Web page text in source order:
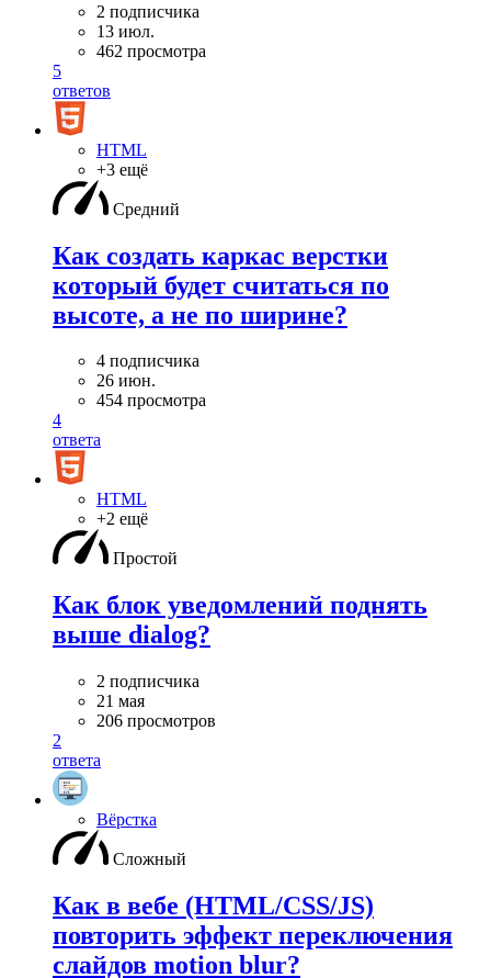
2 подписчика
13 июл.
462 просмотра
5
ответов
HTML
+3 ещё
Средний
Как создать каркас верстки
который будет считаться по
высоте, а не по ширине?
4 подписчика
26 июн.
454 просмотра
4
ответа
HTML
+2 ещё
Простой
Как блок уведомлений поднять
выше dialog?
2 подписчика
21 мая
206 просмотров
2
ответа
Вёрстка
Сложный
Как в вебе (HTML/CSS/JS)
повторить эффект переключения
слайдов motion blur?